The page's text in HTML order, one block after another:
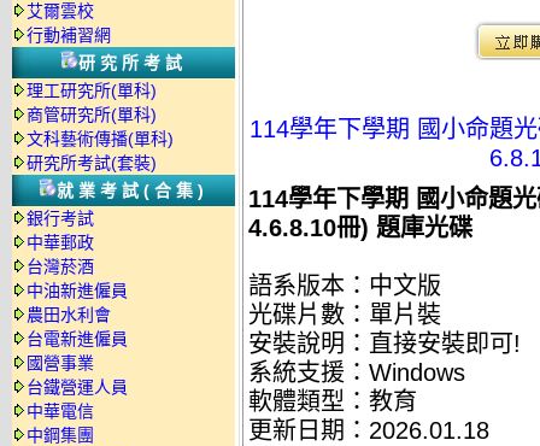
艾爾雲校
行動補習網
研究所考試
理工研究所(單科)
商管研究所(單科)
文科藝術傳播(單科)
研究所考試(套裝)
就業考試(合集)
銀行考試
中華郵政
台灣菸酒
中油新進僱員
農田水利會
台電新進僱員
國營事業
台鐵營運人員
中華電信
中鋼集團
114學年下學期 國小命題
114學年下學期 國小命題
4.6.8.10冊) 題庫光碟
語系版本：中文版
光碟片數：單片裝
安裝說明：直接安裝即可!
系統支援：Windows
軟體類型：教育
更新日期：2026.01.18